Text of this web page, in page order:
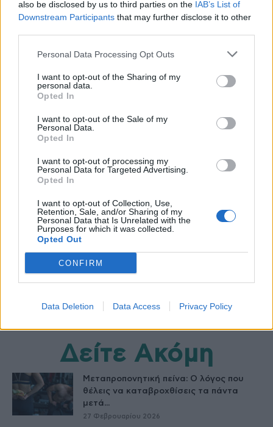
also be disclosed by us to third parties on the IAB’s List of
Downstream Participants that may further disclose it to other
Personal Data Processing Opt Outs
I want to opt-out of the Sharing of my
personal data.
Opted In
I want to opt-out of the Sale of my
Personal Data.
Opted In
I want to opt-out of processing my
Personal Data for Targeted Advertising.
Opted In
I want to opt-out of Collection, Use,
Retention, Sale, and/or Sharing of my
Personal Data that Is Unrelated with the
Purposes for which it was collected.
Opted Out
CONFIRM
Data Deletion Data Access Privacy Policy
Λήγει η μπύρα; Τι συμβαίνει αν την έχετε
ξεχάσει στο ντουλάπι ή το ψυγείο
«νέα πυραμίδα» διατροφής λιπαρά Τι αλλάζει σε πρωτεΐνη
Δείτε Ακόμη
Μεταπροπονητική πείνα: Ο λόγος που
θέλεις να καταβροχθίσεις τα πάντα
μετά...
27 Φεβρουαρίου 2026